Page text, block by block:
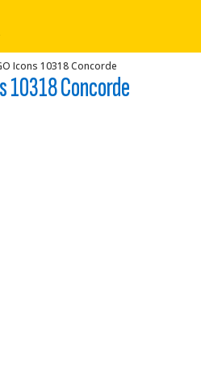
Icons 10318 Concorde
10318 Concorde